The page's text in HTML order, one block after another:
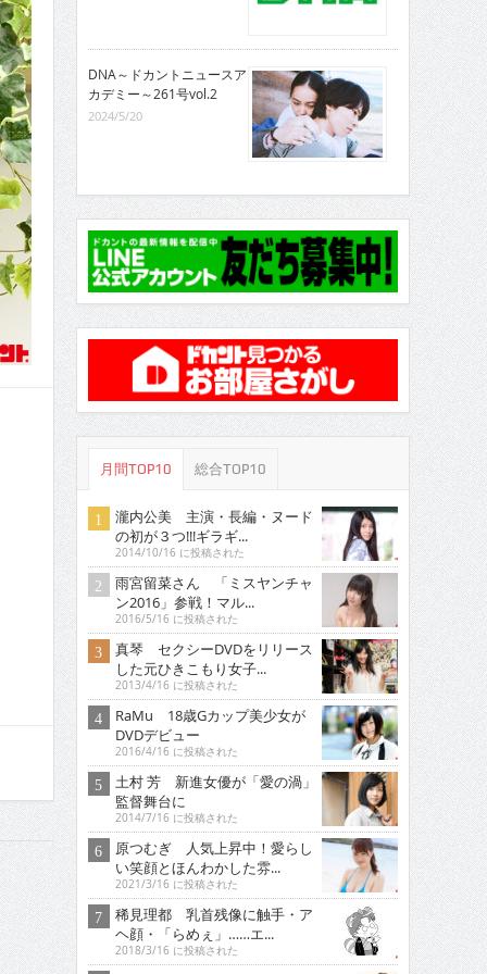
DNA～ドカントニュースア
カデミー～261号vol.2
2024/5/20
月間TOP10 総合TOP10
瀧内公美 主演・長編・ヌード
の初が３つ!!!ギラギ...
2014/10/16 に投稿された
雨宮留菜さん 「ミスヤンチャ
ン2016」参戦！マル...
2016/5/16 に投稿された
真琴 セクシーDVDをリリース
した元ひきこもり女子...
2013/4/16 に投稿された
RaMu 18歳Gカップ美少女が
DVDデビュー
2016/4/16 に投稿された
土村 芳 新進女優が「愛の渦」
監督舞台に
2014/7/16 に投稿された
原つむぎ 人気上昇中！愛らし
い笑顔とほんわかした雰...
2021/3/16 に投稿された
稀見理都 乳首残像に触手・ア
ヘ顔・「らめぇ」……エ...
2018/3/16 に投稿された